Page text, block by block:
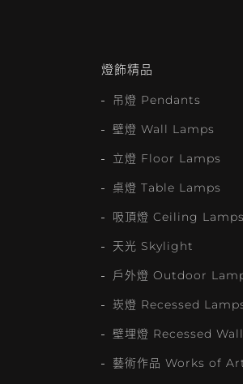
燈飾精品
吊燈 Pendants
壁燈 Wall Lamps
立燈 Floor Lamps
桌燈 Table Lamps
吸頂燈 Ceiling Lamps
天光 Skylight
戶外燈 Outdoor
崁燈 Recessed
壁埋燈 Recessed
藝術作品 Works of